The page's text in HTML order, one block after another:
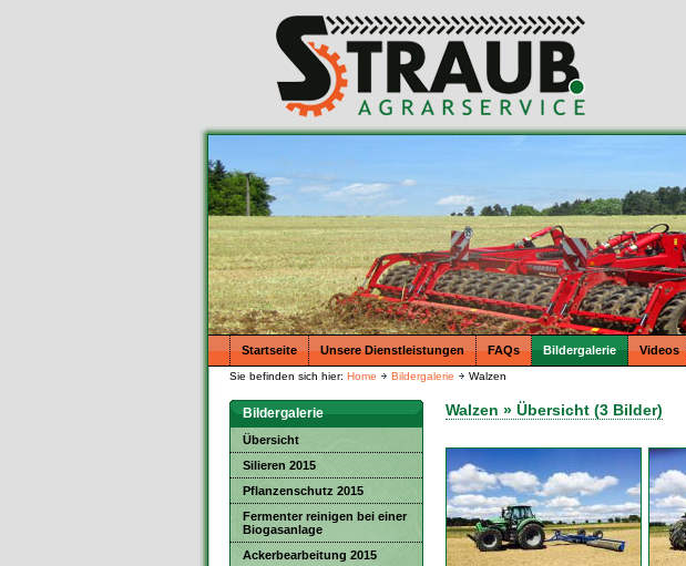
Startseite Unsere Dienstleistungen FAQs Bildergalerie Videos
Sie befinden sich hier: Home Bildergalerie Walzen
Bildergalerie
Übersicht
Silieren 2015
Pflanzenschutz 2015
Fermenter reinigen bei einer
Biogasanlage
Ackerbearbeitung 2015
Walzen » Übersicht (3 Bilder)